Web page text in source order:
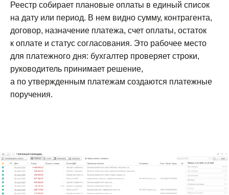
Реестр собирает плановые оплаты в единый список
на дату или период. В нем видно сумму, контрагента,
договор, назначение платежа, счет оплаты, остаток
к оплате и статус согласования. Это рабочее место
для платежного дня: бухгалтер проверяет строки,
руководитель принимает решение,
а по утвержденным платежам создаются платежные
поручения.